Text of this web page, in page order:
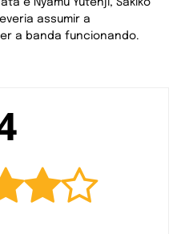
e Nyamu Yutenji, Sakiko
assumir a
a banda funcionando.